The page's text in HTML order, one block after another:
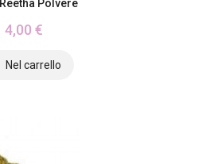
Polvere
4,00 €